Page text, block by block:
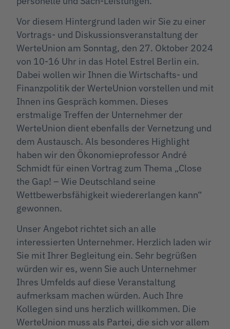
Vor diesem Hintergrund laden wir Sie zu einer
Vortrags- und Diskussionsveranstaltung der
WerteUnion am Sonntag, den 27. Oktober 2024
von 10-16 Uhr in das Hotel Estrel Berlin ein.
Dabei wollen wir Ihnen die Wirtschafts- und
Finanzpolitik der WerteUnion vorstellen und mit
Ihnen ins Gespräch kommen. Dieses
erstmalige Treffen der Unternehmer der
WerteUnion dient ebenfalls der Vernetzung und
dem Austausch. Als besonderes Highlight
haben wir den Ökonomieprofessor André
Schmidt für einen Vortrag zum Thema „Close
the Gap! – Wie Deutschland seine
Wettbewerbsfähigkeit wiedererlangen kann“
gewonnen.
Unser Angebot richtet sich an alle
interessierten Unternehmer. Herzlich laden wir
Sie mit Ihrer Begleitung ein. Sehr begrüßen
würden wir es, wenn Sie auch Unternehmer
Ihres Umfelds auf diese Veranstaltung
aufmerksam machen würden. Auch Ihre
Kollegen sind uns herzlich willkommen. Die
WerteUnion muss als Partei, die sich vor allem